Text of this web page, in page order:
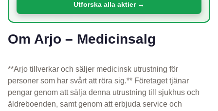
Utforska alla aktier →
Om Arjo – Medicinsalg
**Arjo tillverkar och säljer medicinsk utrustning för
personer som har svårt att röra sig.** Företaget tjänar
pengar genom att sälja denna utrustning till sjukhus och
äldreboenden, samt genom att erbjuda service och